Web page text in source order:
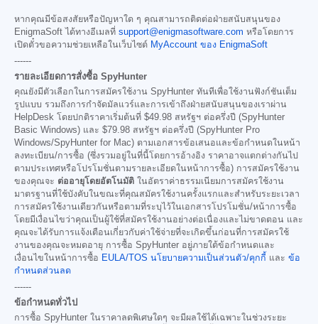
หากคุณมีข้อสงสัยหรือปัญหาใด ๆ คุณสามารถติดต่อฝ่ายสนับสนุนของ
EnigmaSoft ได้ทางอีเมลที่ support@enigmasoftware.com หรือโดยการ
เปิดตั๋วขอความช่วยเหลือในเว็บไซต์ MyAccount ของ EnigmaSoft
------
รายละเอียดการสั่งซื้อ SpyHunter
คุณยังมีตัวเลือกในการสมัครใช้งาน SpyHunter ทันทีเพื่อใช้งานฟังก์ชันเต็ม
รูปแบบ รวมถึงการกำจัดมัลแวร์และการเข้าถึงฝ่ายสนับสนุนของเราผ่าน
HelpDesk โดยปกติราคาเริ่มต้นที่ $49.98 สหรัฐฯ ต่อครึ่งปี (SpyHunter
Basic Windows) และ $79.98 สหรัฐฯ ต่อครึ่งปี (SpyHunter Pro
Windows/SpyHunter for Mac) ตามเอกสารข้อเสนอและข้อกำหนดในหน้า
ลงทะเบียน/การซื้อ (ซึ่งรวมอยู่ในที่นี้โดยการอ้างอิง ราคาอาจแตกต่างกันไป
ตามประเทศหรือโปรโมชั่นตามรายละเอียดในหน้าการซื้อ) การสมัครใช้งาน
ของคุณจะ ต่ออายุโดยอัตโนมัติ ในอัตราค่าธรรมเนียมการสมัครใช้งาน
มาตรฐานที่ใช้บังคับในขณะที่คุณสมัครใช้งานครั้งแรกและสำหรับระยะเวลา
การสมัครใช้งานเดียวกันหรือตามที่ระบุไว้ในเอกสารโปรโมชั่น/หน้าการซื้อ
โดยมีเงื่อนไขว่าคุณเป็นผู้ใช้ที่สมัครใช้งานอย่างต่อเนื่องและไม่ขาดตอน และ
คุณจะได้รับการแจ้งเตือนเกี่ยวกับค่าใช้จ่ายที่จะเกิดขึ้นก่อนที่การสมัครใช้
งานของคุณจะหมดอายุ การซื้อ SpyHunter อยู่ภายใต้ข้อกำหนดและ
เงื่อนไขในหน้าการซื้อ EULA/TOS นโยบายความเป็นส่วนตัว/คุกกี้ และ ข้อ
กำหนดส่วนลด
------
ข้อกำหนดทั่วไป
การซื้อ SpyHunter ในราคาลดพิเศษใดๆ จะมีผลใช้ได้เฉพาะในช่วงระยะ